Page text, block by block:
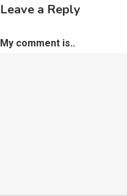
Leave a Reply
My comment is..